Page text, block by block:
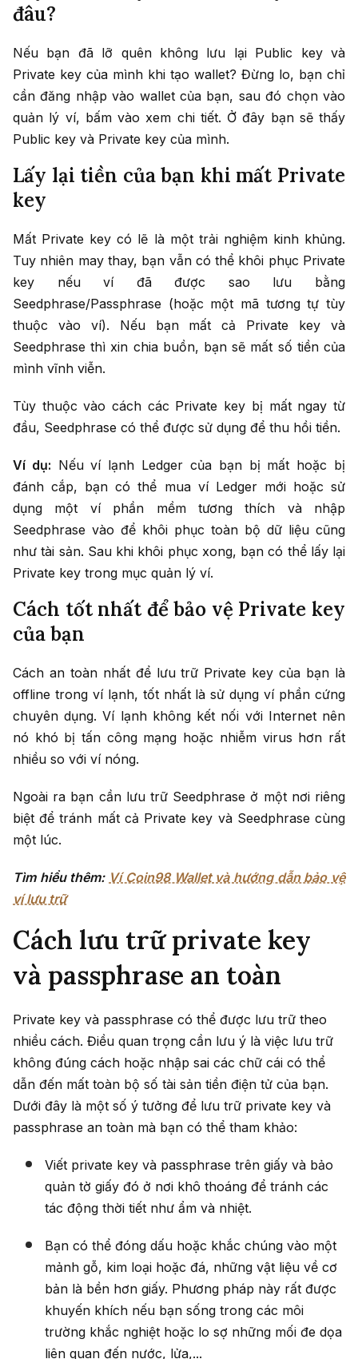
đâu?
Nếu bạn đã lỡ quên không lưu lại Public key và
Private key của mình khi tạo wallet? Đừng lo, bạn chỉ
cần đăng nhập vào wallet của bạn, sau đó chọn vào
quản lý ví, bấm vào xem chi tiết. Ở đây bạn sẽ thấy
Public key và Private key của mình.
Lấy lại tiền của bạn khi mất Private
key
Mất Private key có lẽ là một trải nghiệm kinh khủng.
Tuy nhiên may thay, bạn vẫn có thể khôi phục Private
key nếu ví đã được sao lưu bằng
Seedphrase/Passphrase (hoặc một mã tương tự tùy
thuộc vào ví). Nếu bạn mất cả Private key và
Seedphrase thì xin chia buồn, bạn sẽ mất số tiền của
mình vĩnh viễn.
Tùy thuộc vào cách các Private key bị mất ngay từ
đầu, Seedphrase có thể được sử dụng để thu hồi tiền.
Ví dụ: Nếu ví lạnh Ledger của bạn bị mất hoặc bị
đánh cắp, bạn có thể mua ví Ledger mới hoặc sử
dụng một ví phần mềm tương thích và nhập
Seedphrase vào để khôi phục toàn bộ dữ liệu cũng
như tài sản. Sau khi khôi phục xong, bạn có thể lấy lại
Private key trong mục quản lý ví.
Cách tốt nhất để bảo vệ Private key
của bạn
Cách an toàn nhất để lưu trữ Private key của bạn là
offline trong ví lạnh, tốt nhất là sử dụng ví phần cứng
chuyên dụng. Ví lạnh không kết nối với Internet nên
nó khó bị tấn công mạng hoặc nhiễm virus hơn rất
nhiều so với ví nóng.
Ngoài ra bạn cần lưu trữ Seedphrase ở một nơi riêng
biệt để tránh mất cả Private key và Seedphrase cùng
một lúc.
Tìm hiểu thêm: Ví Coin98 Wallet và hướng dẫn bảo vệ
ví lưu trữ
Cách lưu trữ private key
và passphrase an toàn
Private key và passphrase có thể được lưu trữ theo
nhiều cách. Điều quan trọng cần lưu ý là việc lưu trữ
không đúng cách hoặc nhập sai các chữ cái có thể
dẫn đến mất toàn bộ số tài sản tiền điện tử của bạn.
Dưới đây là một số ý tưởng để lưu trữ private key và
passphrase an toàn mà bạn có thể tham khảo:
Viết private key và passphrase trên giấy và bảo
quản tờ giấy đó ở nơi khô thoáng để tránh các
tác động thời tiết như ẩm và nhiệt.
Bạn có thể đóng dấu hoặc khắc chúng vào một
mảnh gỗ, kim loại hoặc đá, những vật liệu về cơ
bản là bền hơn giấy. Phương pháp này rất được
khuyến khích nếu bạn sống trong các môi
trường khắc nghiệt hoặc lo sợ những mối đe dọa
liên quan đến nước, lửa,...